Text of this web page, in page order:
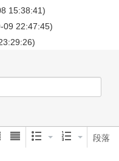
15:38:41)
09 22:47:45)
段落